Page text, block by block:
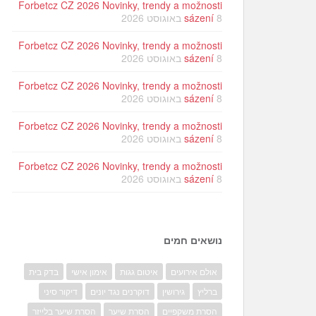
Forbetcz CZ 2026 Novinky, trendy a možnosti
sázení 8 באוגוסט 2026
Forbetcz CZ 2026 Novinky, trendy a možnosti
sázení 8 באוגוסט 2026
Forbetcz CZ 2026 Novinky, trendy a možnosti
sázení 8 באוגוסט 2026
Forbetcz CZ 2026 Novinky, trendy a možnosti
sázení 8 באוגוסט 2026
Forbetcz CZ 2026 Novinky, trendy a možnosti
sázení 8 באוגוסט 2026
נושאים חמים
אולם אירועים איטום גגות אימון אישי
בדק בית
ברליץ
גירושין דוקרנים נגד יונים
דיקור סיני
הסרת משקפיים
הסרת שיער
הסרת שיער בלייזר